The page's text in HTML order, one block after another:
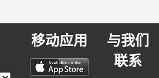
移动应用
与我们
联系